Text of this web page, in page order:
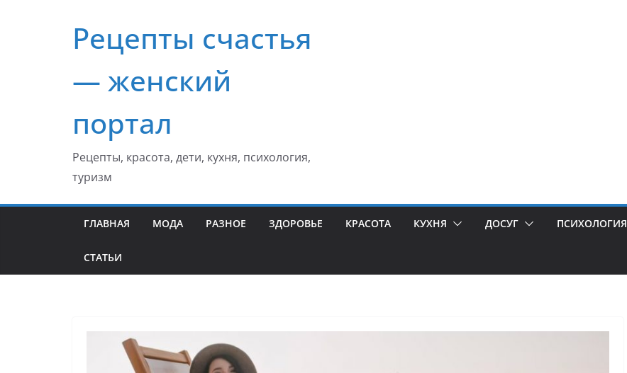
содержимомуРецепты счастья
— женский
портал
Рецепты, красота, дети, кухня, психология,
туризм
ГЛАВНАЯ МОДА РАЗНОЕ ЗДОРОВЬЕ КРАСОТА КУХНЯ ДОСУГ ПСИХОЛОГИЯ
СТАТЬИ